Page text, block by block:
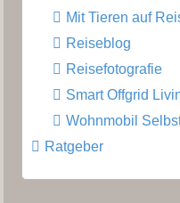
Mit Tieren auf
Reiseblog
Reisefotografie
Smart Offgrid
Wohnmobil
Ratgeber